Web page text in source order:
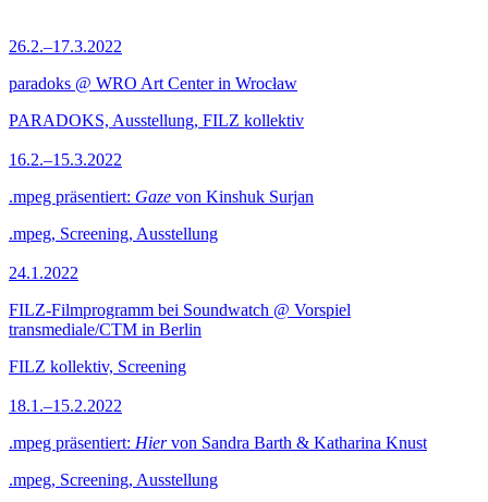
26.2.–17.3.2022
paradoks @ WRO Art Center in Wrocław
PARADOKS, Ausstellung, FILZ kollektiv
16.2.–15.3.2022
.mpeg präsentiert: Gaze von Kinshuk Surjan
.mpeg, Screening, Ausstellung
24.1.2022
FILZ-Filmprogramm bei Soundwatch @ Vorspiel
transmediale/CTM in Berlin
FILZ kollektiv, Screening
18.1.–15.2.2022
.mpeg präsentiert: Hiervon Sandra Barth & Katharina Knust
.mpeg, Screening, Ausstellung